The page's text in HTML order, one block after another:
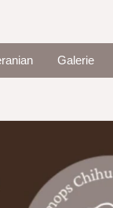
Galerie